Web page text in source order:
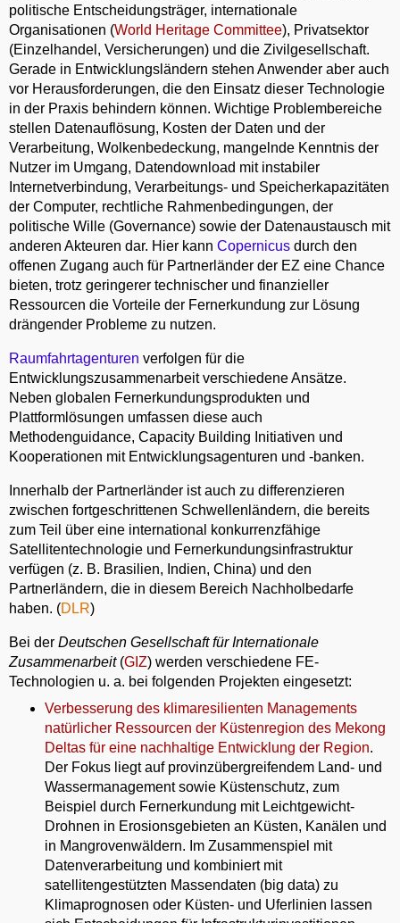
politische Entscheidungsträger, internationale
Organisationen (World Heritage Committee), Privatsektor
(Einzelhandel, Versicherungen) und die Zivilgesellschaft.
Gerade in Entwicklungsländern stehen Anwender aber auch
vor Herausforderungen, die den Einsatz dieser Technologie
in der Praxis behindern können. Wichtige Problembereiche
stellen Datenauflösung, Kosten der Daten und der
Verarbeitung, Wolkenbedeckung, mangelnde Kenntnis der
Nutzer im Umgang, Datendownload mit instabiler
Internetverbindung, Verarbeitungs- und Speicherkapazitäten
der Computer, rechtliche Rahmenbedingungen, der
politische Wille (Governance) sowie der Datenaustausch mit
anderen Akteuren dar. Hier kann Copernicus durch den
offenen Zugang auch für Partnerländer der EZ eine Chance
bieten, trotz geringerer technischer und finanzieller
Ressourcen die Vorteile der Fernerkundung zur Lösung
drängender Probleme zu nutzen.
Raumfahrtagenturen verfolgen für die
Entwicklungszusammenarbeit verschiedene Ansätze.
Neben globalen Fernerkundungsprodukten und
Plattformlösungen umfassen diese auch
Methodenguidance, Capacity Building Initiativen und
Kooperationen mit Entwicklungsagenturen und -banken.
Innerhalb der Partnerländer ist auch zu differenzieren
zwischen fortgeschrittenen Schwellenländern, die bereits
zum Teil über eine international konkurrenzfähige
Satellitentechnologie und Fernerkundungsinfrastruktur
verfügen (z. B. Brasilien, Indien, China) und den
Partnerländern, die in diesem Bereich Nachholbedarfe
haben. (DLR)
Bei der Deutschen Gesellschaft für Internationale
Zusammenarbeit(GIZ) werden verschiedene FE-
Technologien u. a. bei folgenden Projekten eingesetzt:
Verbesserung des klimaresilienten Managements
natürlicher Ressourcen der Küstenregion des Mekong
Deltas für eine nachhaltige Entwicklung der Region.
Der Fokus liegt auf provinzübergreifendem Land- und
Wassermanagement sowie Küstenschutz, zum
Beispiel durch Fernerkundung mit Leichtgewicht-
Drohnen in Erosionsgebieten an Küsten, Kanälen und
in Mangrovenwäldern. Im Zusammenspiel mit
Datenverarbeitung und kombiniert mit
satellitengestützten Massendaten (big data) zu
Klimaprognosen oder Küsten- und Uferlinien lassen